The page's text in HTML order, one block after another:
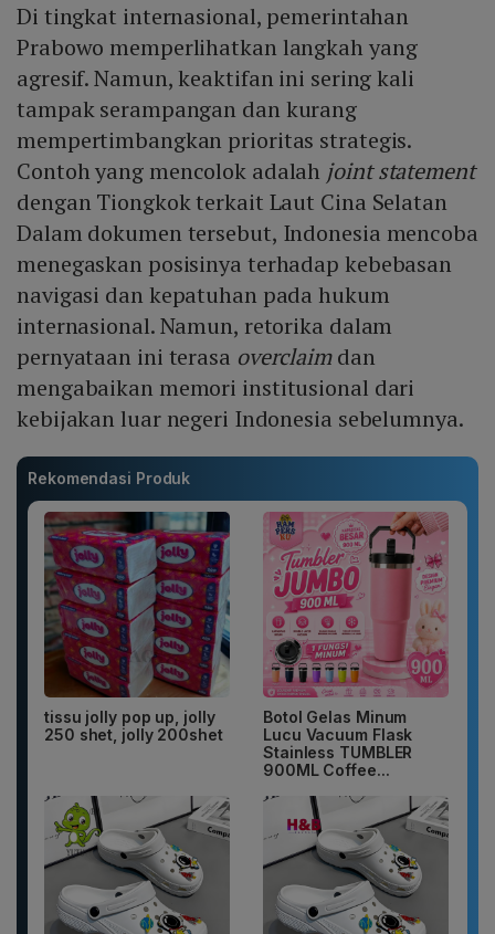
Di tingkat internasional, pemerintahan
Prabowo memperlihatkan langkah yang
agresif. Namun, keaktifan ini sering kali
tampak serampangan dan kurang
mempertimbangkan prioritas strategis.
Contoh yang mencolok adalah joint statement
dengan Tiongkok terkait Laut Cina Selatan
Dalam dokumen tersebut, Indonesia mencoba
menegaskan posisinya terhadap kebebasan
navigasi dan kepatuhan pada hukum
internasional. Namun, retorika dalam
pernyataan ini terasa overclaimdan
mengabaikan memori institusional dari
kebijakan luar negeri Indonesia sebelumnya.
Rekomendasi Produk
tissu jolly pop up, jolly
250 shet, jolly 200shet
Botol Gelas Minum
Lucu Vacuum Flask
Stainless TUMBLER
900ML Coffee...